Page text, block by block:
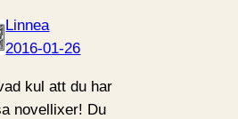
Linnea
2016-01-26
kul att du har
novellixer! Du